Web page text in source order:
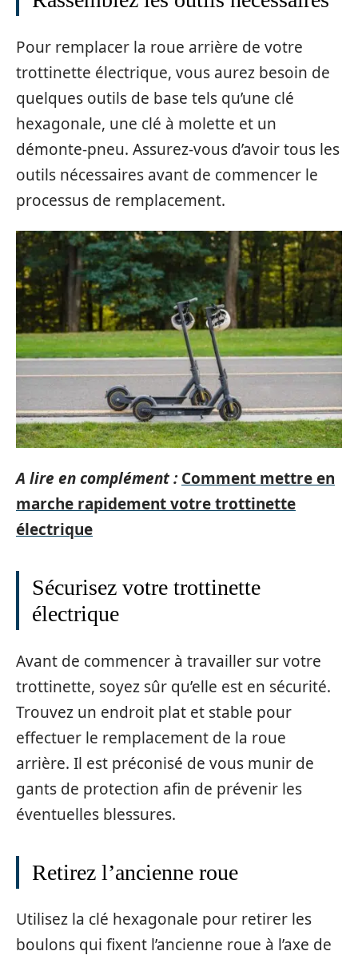
Pour remplacer la roue arrière de votre
trottinette électrique, vous aurez besoin de
quelques outils de base tels qu’une clé
hexagonale, une clé à molette et un
démonte-pneu. Assurez-vous d’avoir tous les
outils nécessaires avant de commencer le
processus de remplacement.
A lire en complément : Comment mettre en
marche rapidement votre trottinette
électrique
Sécurisez votre trottinette
électrique
Avant de commencer à travailler sur votre
trottinette, soyez sûr qu’elle est en sécurité.
Trouvez un endroit plat et stable pour
effectuer le remplacement de la roue
arrière. Il est préconisé de vous munir de
gants de protection afin de prévenir les
éventuelles blessures.
Retirez l’ancienne roue
Utilisez la clé hexagonale pour retirer les
boulons qui fixent l’ancienne roue à l’axe de